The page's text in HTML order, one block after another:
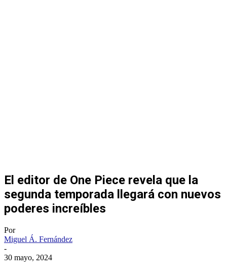
El editor de One Piece revela que la
segunda temporada llegará con nuevos
poderes increíbles
Por
Miguel Á. Fernández
-
30 mayo, 2024